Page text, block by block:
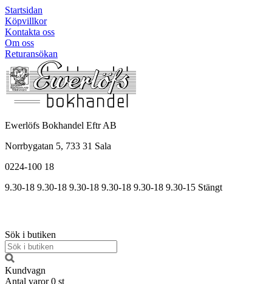
Startsidan
Köpvillkor
Kontakta oss
Om oss
Returansökan
Ewerlöfs Bokhandel Eftr AB
Norrbygatan 5, 733 31 Sala
0224-100 18
9.30-18 9.30-18 9.30-18 9.30-18 9.30-18 9.30-15 Stängt
Sök i butiken
Kundvagn
Antal varor 0 st